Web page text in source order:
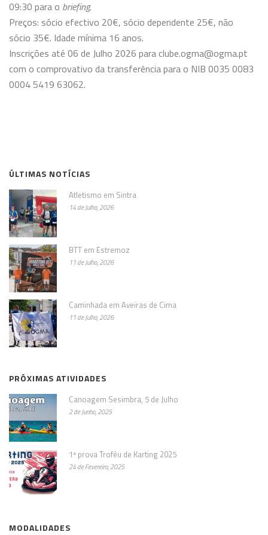
09:30 para o briefing.
Preços: sócio efectivo 20€, sócio dependente 25€, não
sócio 35€. Idade mínima 16 anos.
Inscrições até 06 de Julho 2026 para clube.ogma@ogma.pt
com o comprovativo da transferência para o NIB 0035 0083
0004 5419 63062.
ÚLTIMAS NOTÍCIAS
Atletismo em Sintra
14 de Julho, 2026
BTT em Estremoz
11 de Julho, 2026
Caminhada em Aveiras de Cima
11 de Julho, 2026
PRÓXIMAS ATIVIDADES
Canoagem Sesimbra, 5 de Julho
2 de Junho, 2025
1ª prova Troféu de Karting 2025
24 de Fevereiro, 2025
MODALIDADES